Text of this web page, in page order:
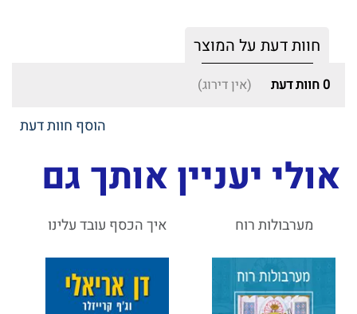
חוות דעת על המוצר
0 חוות דעת (אין דירוג)
הוסף חוות דעת
אולי יעניין אותך גם
מערבולות רוח איך הכסף עובד עלינו